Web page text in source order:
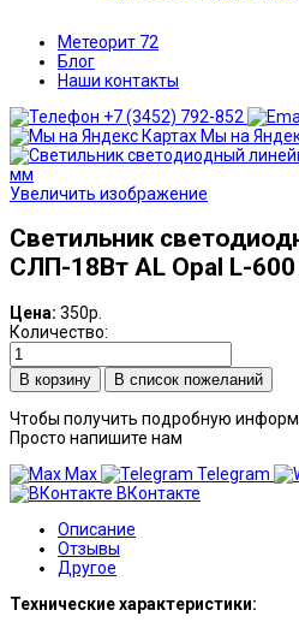
Метеорит 72
Блог
Наши контакты
+7 (3452) 792-852
Мы на
Увеличить изображение
Светильник
СЛП-18Вт AL Opal L-
Цена: 350р.
Количество:
В список пожеланий
Чтобы получить подробную
Просто напишите нам
Max
Telegram
ВКонтакте
Описание
Отзывы
Другое
Технические характеристики: